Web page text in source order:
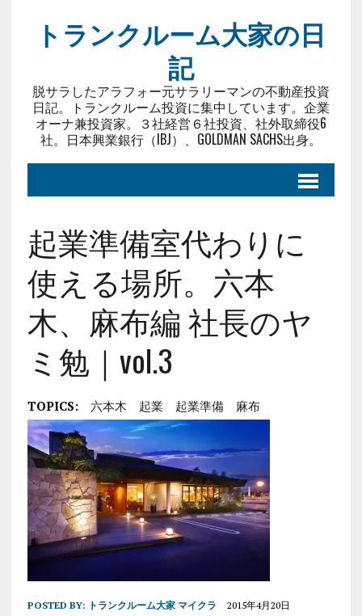
トランクルーム大家の日
記
脱サラしたアラフォー元サラリーマンの不動産投資
日記。トランクルーム投資に集中しています。企業
オーナ兼投資家。３社経営６社投資、社外取締役6
社。日本興業銀行（IBJ）、GOLDMAN SACHS出身。
起業準備室代わりに
使える場所。六本
木、麻布編 社長のヤ
ミ勉｜vol.3
TOPICS: 六本木 起業 起業準備 麻布
POSTED BY: トランクルーム大家 マイクラ 2015年4月20日